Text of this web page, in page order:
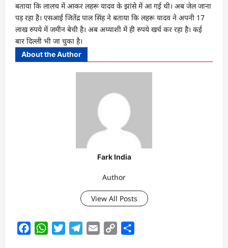
बताया कि लालच में आकर लहरू यादव के झांसे में आ गई थी। अब जेल जाना
पड़ रहा है। एसआई जितेंद्र पाल सिंह ने बताया कि लहरू यादव ने अपनी 17
लाख रुपये में जमीन बेची है। अब अय्याशी में ही रुपये खर्च कर रहा है। कई
बार दिल्ली भी जा चुका है।
About the Author
Fark India
Author
View All Posts
FacebookWhatsAppTwitterTelegram
Email
Copy